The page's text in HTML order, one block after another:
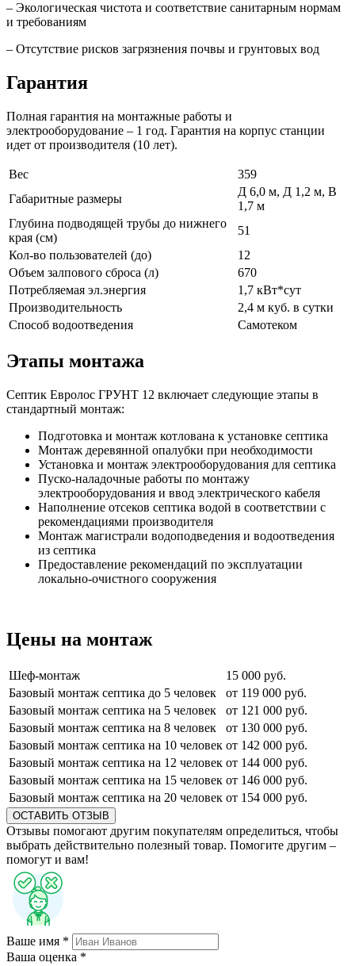
– Экологическая чистота и соответствие санитарным нормам
и требованиям
– Отсутствие рисков загрязнения почвы и грунтовых вод
Гарантия
Полная гарантия на монтажные работы и
электрооборудование – 1 год. Гарантия на корпус станции
идет от производителя (10 лет).
Вес
359
Габаритные размеры
Д 6,0 м, Д 1,2 м, В
1,7 м
Глубина подводящей трубы до нижнего
края (см)
51
Кол-во пользователей (до)
12
Объем залпового сброса (л)
670
Потребляемая эл.энергия
1,7 кВт*сут
Производительность
2,4 м куб. в сутки
Способ водоотведения
Самотеком
Этапы монтажа
Септик Евролос ГРУНТ 12 включает следующие этапы в
стандартный монтаж:
Подготовка и монтаж котлована к установке септика
Монтаж деревянной опалубки при необходимости
Установка и монтаж электрооборудования для септика
Пуско-наладочные работы по монтажу
электрооборудования и ввод электрического кабеля
Наполнение отсеков септика водой в соответствии с
рекомендациями производителя
Монтаж магистрали водоподведения и водоотведения
из септика
Предоставление рекомендаций по эксплуатации
локально-очистного сооружения
Цены на монтаж
Шеф-монтаж
15 000 руб.
Базовый монтаж септика до 5 человек
от 119 000 руб.
Базовый монтаж септика на 5 человек
от 121 000 руб.
Базовый монтаж септика на 8 человек
от 130 000 руб.
Базовый монтаж септика на 10 человек от 142 000 руб.
Базовый монтаж септика на 12 человек от 144 000 руб.
Базовый монтаж септика на 15 человек от 146 000 руб.
Базовый монтаж септика на 20 человек от 154 000 руб.
ОСТАВИТЬ ОТЗЫВ
Отзывы помогают другим покупателям определиться, чтобы
выбрать действительно полезный товар. Помогите другим –
помогут и вам!
Ваше имя *
Ваша оценка *